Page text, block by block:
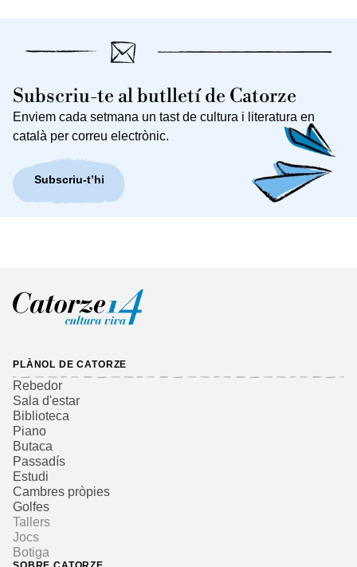
Subscriu-te al butlletí de Catorze
Enviem cada setmana un tast de cultura i literatura en
català per correu electrònic.
Subscriu-t’hi
PLÀNOL DE CATORZE
Rebedor
Sala d'estar
Biblioteca
Piano
Butaca
Passadís
Estudi
Cambres pròpies
Golfes
Tallers
Jocs
Botiga